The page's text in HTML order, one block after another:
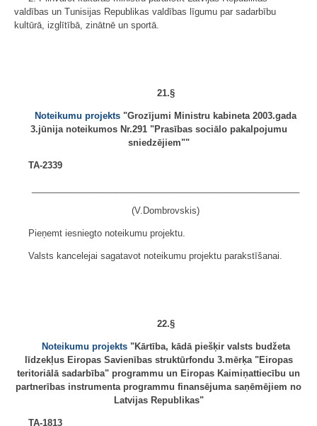
valdības un Tunisijas Republikas valdības līgumu par sadarbību
kultūrā, izglītībā, zinātnē un sportā.
21.§
Noteikumu projekts "Grozījumi Ministru kabineta 2003.gada
3.jūnija noteikumos Nr.291 "Prasības sociālo pakalpojumu
sniedzējiem""
TA-2339
(V.Dombrovskis)
Pieņemt iesniegto noteikumu projektu.
Valsts kancelejai sagatavot noteikumu projektu parakstīšanai.
22.§
Noteikumu projekts"Kārtība, kādā piešķir valsts budžeta
līdzekļus Eiropas Savienības struktūrfondu 3.mērķa "Eiropas
teritoriālā sadarbība" programmu un Eiropas Kaimiņattiecību un
partnerības instrumenta programmu finansējuma saņēmējiem no
Latvijas Republikas"
TA-1813